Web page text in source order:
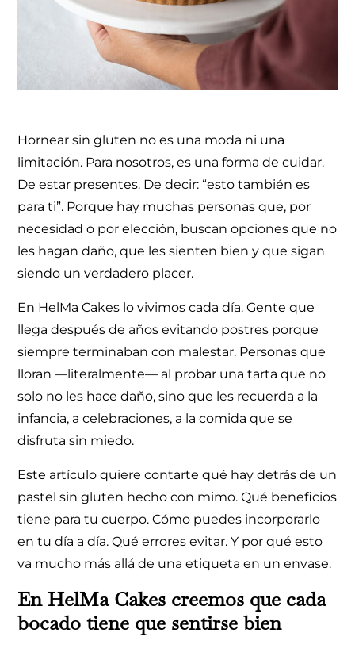
Hornear sin gluten no es una moda ni una
limitación. Para nosotros, es una forma de cuidar.
De estar presentes. De decir: “esto también es
para ti”. Porque hay muchas personas que, por
necesidad o por elección, buscan opciones que no
les hagan daño, que les sienten bien y que sigan
siendo un verdadero placer.
En HelMa Cakes lo vivimos cada día. Gente que
llega después de años evitando postres porque
siempre terminaban con malestar. Personas que
lloran —literalmente— al probar una tarta que no
solo no les hace daño, sino que les recuerda a la
infancia, a celebraciones, a la comida que se
disfruta sin miedo.
Este artículo quiere contarte qué hay detrás de un
pastel sin gluten hecho con mimo. Qué beneficios
tiene para tu cuerpo. Cómo puedes incorporarlo
en tu día a día. Qué errores evitar. Y por qué esto
va mucho más allá de una etiqueta en un envase.
En HelMa Cakes creemos que cada
bocado tiene que sentirse bien